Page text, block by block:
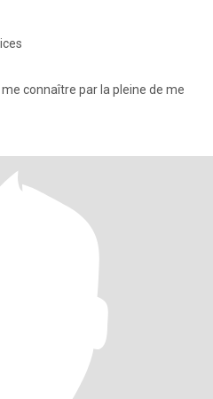
connaître par la pleine de me